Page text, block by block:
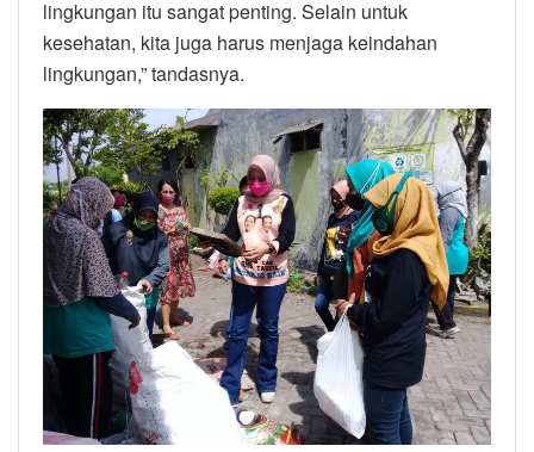
lingkungan itu sangat penting. Selain untuk
kesehatan, kita juga harus menjaga keindahan
lingkungan,” tandasnya.